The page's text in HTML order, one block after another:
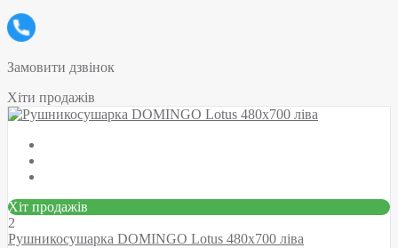
Замовити дзвінок
Хіти продажів
Хіт продажів
2
Рушникосушарка DOMINGO Lotus 480х700 ліва